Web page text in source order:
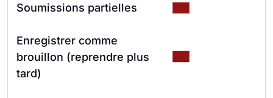
Soumissions partielles
Enregistrer comme
brouillon (reprendre plus
tard)